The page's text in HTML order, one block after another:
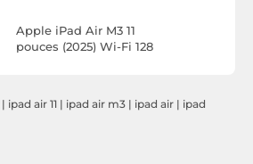
Apple iPad Air M3 11
pouces (2025) Wi-Fi 128
| ipad air 11 | ipad air m3 | ipad air | ipad